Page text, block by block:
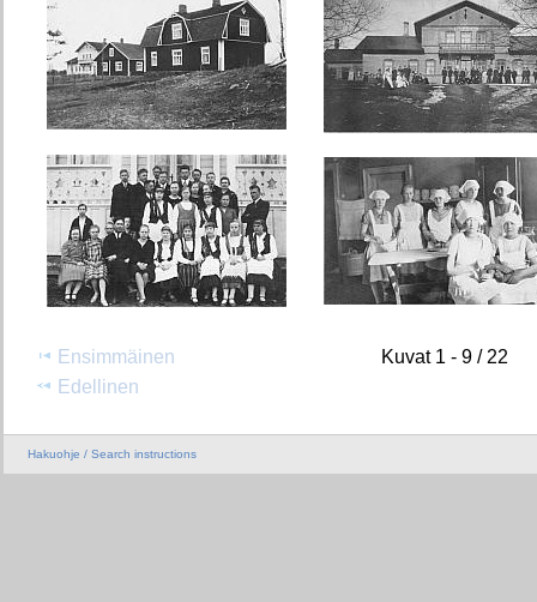
Ensimmäinen
Edellinen
Kuvat 1 - 9 / 22
Hakuohje / Search instructions